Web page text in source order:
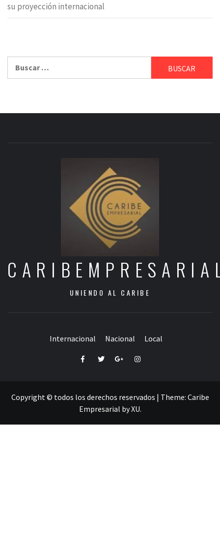
su proyección internacional
UNIENDO AL CARIBE
Internacional Nacional Local
FacebookTwitterGoogle+Instagram
Copyright © todos los derechos reservados | Theme: Caribe
Empresarial byXU.